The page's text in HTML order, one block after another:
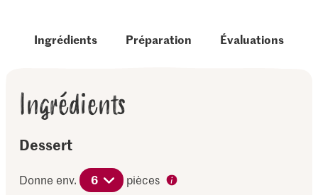
Ingrédients Préparation Évaluations
Ingrédients
Dessert
Donne env. 6
pièces